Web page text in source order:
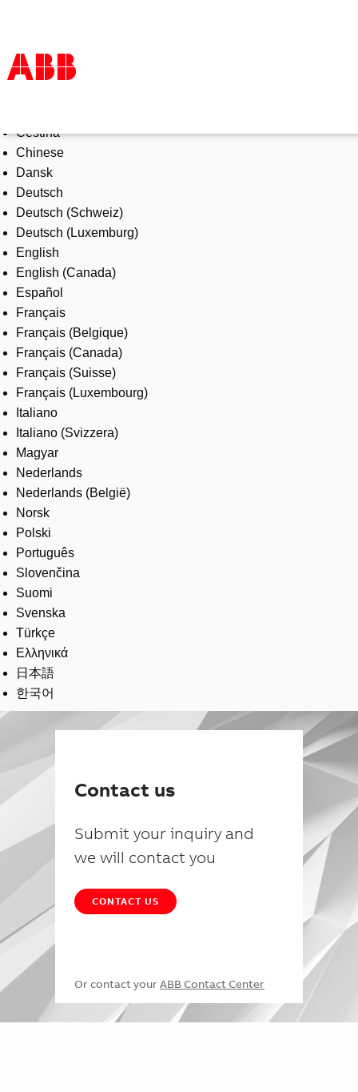
Products & Solutions
Industries
Services
About us
Where to buy
Contact us
Careers
Čeština
Chinese
Dansk
Deutsch
Deutsch (Schweiz)
Deutsch (Luxemburg)
English
English (Canada)
Español
Français
Français (Belgique)
Français (Canada)
Français (Suisse)
Français (Luxembourg)
Italiano
Italiano (Svizzera)
Magyar
Nederlands
Nederlands (België)
Norsk
Polski
Português
Slovenčina
Suomi
Svenska
Türkçe
Ελληνικά
日本語
한국어
Contact us
Submit your inquiry and
we will contact you
CONTACT US
Or contact your ABB Contact Center